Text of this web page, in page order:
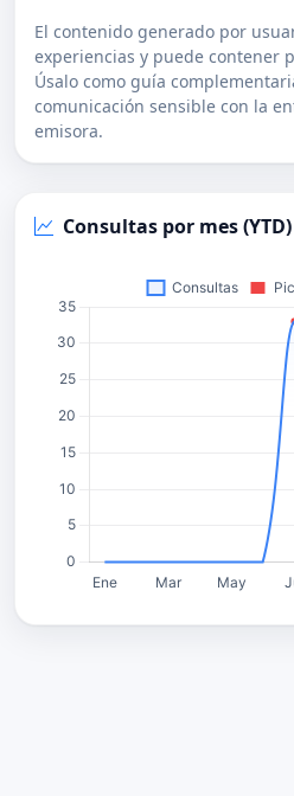
El contenido generado por
experiencias y puede contener
Úsalo como guía
comunicación sensible con la
emisora.
Consultas por mes (YTD)